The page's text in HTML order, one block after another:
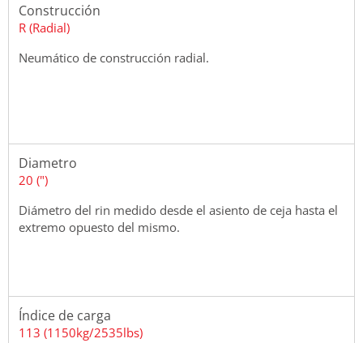
Construcción
R (Radial)
Neumático de construcción radial.
Diametro
20 (")
Diámetro del rin medido desde el asiento de ceja hasta el
extremo opuesto del mismo.
Índice de carga
113 (1150kg/2535lbs)